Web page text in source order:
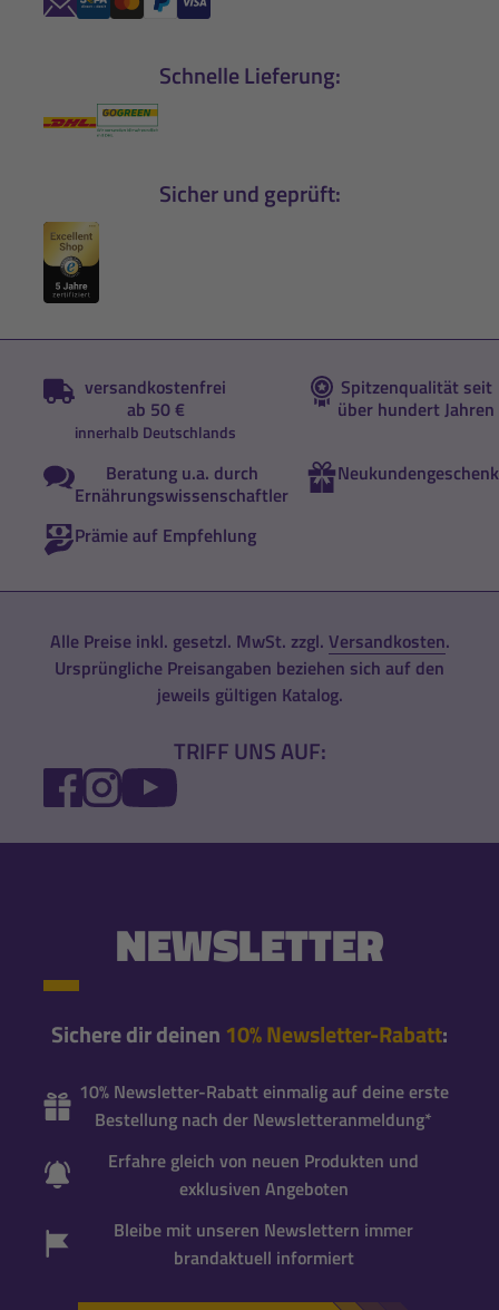
Schnelle Lieferung:
Sicher und geprüft:
versandkostenfrei
ab 50 €
innerhalb Deutschlands
Spitzenqualität seit
über hundert Jahren
Beratung u.a. durch
Ernährungswissenschaftler
Neukundengeschenk
Prämie auf Empfehlung
Alle Preise inkl. gesetzl. MwSt. zzgl. Versandkosten.
Ursprüngliche Preisangaben beziehen sich auf den
jeweils gültigen Katalog.
TRIFF UNS AUF:
FACEBOOK
INSTAGRAM
YOUTUBE
NEWSLETTER
Sichere dir deinen 10% Newsletter-Rabatt:
10% Newsletter-Rabatt einmalig auf deine erste
Bestellung nach der Newsletteranmeldung*
Erfahre gleich von neuen Produkten und
exklusiven Angeboten
Bleibe mit unseren Newslettern immer
brandaktuell informiert